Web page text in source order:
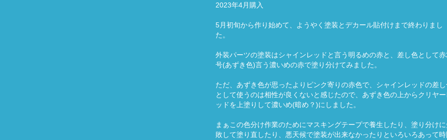
2023年4月購入
5月初旬から作り始めて、ようやく塗装とデカール貼付けまで終わりまし
た。
外装パーツの塗装はシャインレッドと言う明るめの赤と、差し色として赤
号(あずき色)言う濃いめの赤で塗り分けてみました。
ただ、あずき色が思ったよりピンク寄りの赤色で、シャインレッドの差
として使うのは相性が良くないと感じたので、あずき色の上からクリヤー
ッドを上塗りして濃いめ(暗め？)にしました。
まぁこの色分け作業のためにマスキングテープで養生したり、塗り分けに
敗して塗り直したり、悪天候で塗装が出来なかったりといろいろあって時